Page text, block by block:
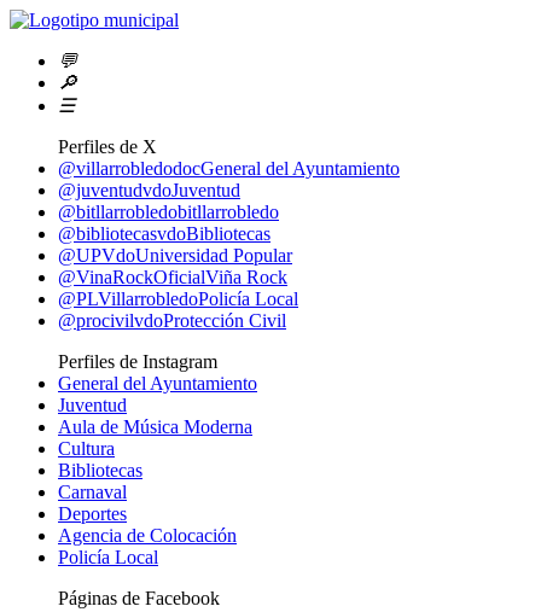
💬
🔎
☰
Perfiles de X
@villarrobledodocGeneral del Ayuntamiento
@juventudvdoJuventud
@bitllarrobledobitllarrobledo
@bibliotecasvdoBibliotecas
@UPVdoUniversidad Popular
@VinaRockOficialViña Rock
@PLVillarrobledoPolicía Local
@procivilvdoProtección Civil
Perfiles de Instagram
General del Ayuntamiento
Juventud
Aula de Música Moderna
Cultura
Bibliotecas
Carnaval
Deportes
Agencia de Colocación
Policía Local
Páginas de Facebook